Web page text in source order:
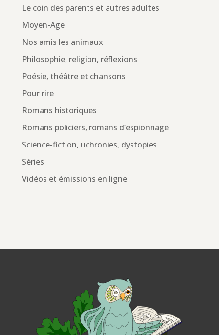
Le coin des parents et autres adultes
Moyen-Age
Nos amis les animaux
Philosophie, religion, réflexions
Poésie, théâtre et chansons
Pour rire
Romans historiques
Romans policiers, romans d’espionnage
Science-fiction, uchronies, dystopies
Séries
Vidéos et émissions en ligne